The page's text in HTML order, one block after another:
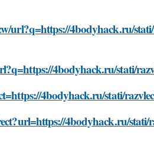
url?q=https://4bodyhack.ru/
4bodyhack.ru/stati/
4bodyhack.ru/stati/
4bodyhack.ru/